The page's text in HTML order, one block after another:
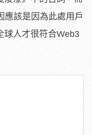
應該是因為此處用戶
球人才很符合Web3